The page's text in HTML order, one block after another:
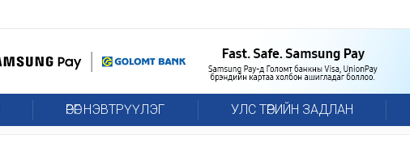
ӨРӨГ НЭВТРҮҮЛЭГ УЛС ТӨРИЙН ЗАДЛАН